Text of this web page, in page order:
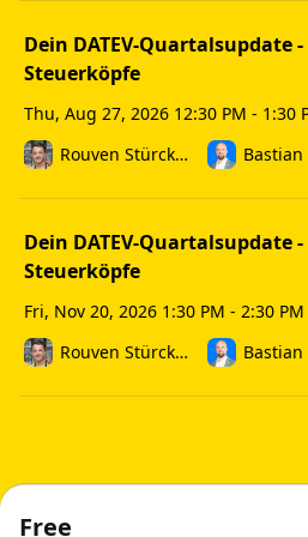
Für wen ist das Seminar
Für Steuerberater, die den
ohne sich selbst durch die
investierst eine Stunde pro Quartal
vorbereitet für die nächsten
Free
Dein DATEV-Quartalsupdate
Steuerköpfe
Thu, Aug 27, 2026 12:30 PM - 1:30
Rouven Stürcken
Dein DATEV-Quartalsupdate
Steuerköpfe
Fri, Nov 20, 2026 1:30 PM - 2:30
Rouven Stürcken